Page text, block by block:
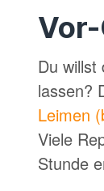
Du willst
lassen?
Leimen
Viele
Stunde